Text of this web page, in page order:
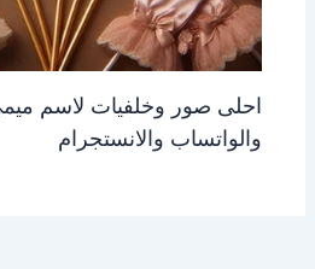
احلى صور وخلفيات لاسم
والواتساب والانستجرام